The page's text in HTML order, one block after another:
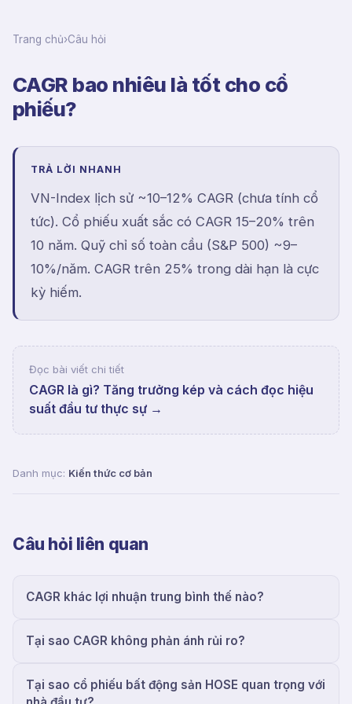
Trang chủ›Câu hỏi
CAGR bao nhiêu là tốt cho cổ
phiếu?
TRẢ LỜI NHANH
VN-Index lịch sử ~10–12% CAGR (chưa tính cổ
tức). Cổ phiếu xuất sắc có CAGR 15–20% trên
10 năm. Quỹ chỉ số toàn cầu (S&P 500) ~9–
10%/năm. CAGR trên 25% trong dài hạn là cực
kỳ hiếm.
Đọc bài viết chi tiết
CAGR là gì? Tăng trưởng kép và cách đọc hiệu
suất đầu tư thực sự →
Danh mục: Kiến thức cơ bản
Câu hỏi liên quan
CAGR khác lợi nhuận trung bình thế nào?
Tại sao CAGR không phản ánh rủi ro?
Tại sao cổ phiếu bất động sản HOSE quan trọng với